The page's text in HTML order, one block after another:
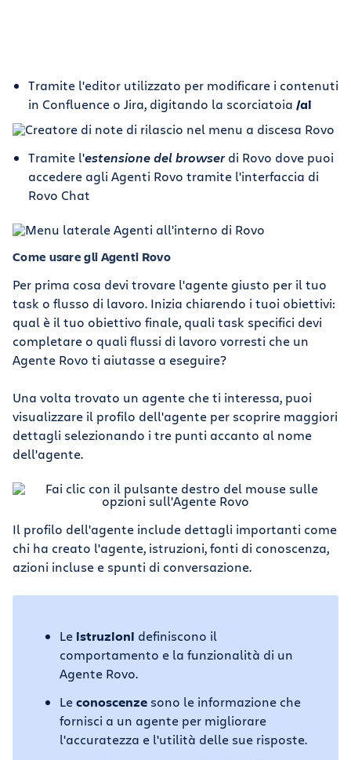
Tramite l'editor utilizzato per modificare i contenuti
in Confluence o Jira, digitando la scorciatoia /ai
Tramite l'estensione del browser di Rovo dove puoi
accedere agli Agenti Rovo tramite l'interfaccia di
Rovo Chat
Come usare gli Agenti Rovo
Per prima cosa devi trovare l'agente giusto per il tuo
task o flusso di lavoro. Inizia chiarendo i tuoi obiettivi:
qual è il tuo obiettivo finale, quali task specifici devi
completare o quali flussi di lavoro vorresti che un
Agente Rovo ti aiutasse a eseguire?
Una volta trovato un agente che ti interessa, puoi
visualizzare il profilo dell'agente per scoprire maggiori
dettagli selezionando i tre punti accanto al nome
dell'agente.
Il profilo dell'agente include dettagli importanti come
chi ha creato l'agente, istruzioni, fonti di conoscenza,
azioni incluse e spunti di conversazione.
Leistruzioni definiscono il
comportamento e la funzionalità di un
Agente Rovo.
Leconoscenze sono le informazione che
fornisci a un agente per migliorare
l'accuratezza e l'utilità delle sue risposte.